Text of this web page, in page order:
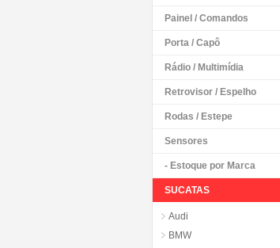
Painel / Comandos
Porta / Capô
Rádio / Multimídia
Retrovisor / Espelho
Rodas / Estepe
Sensores
- Estoque por Marca
SUCATAS
Audi
BMW